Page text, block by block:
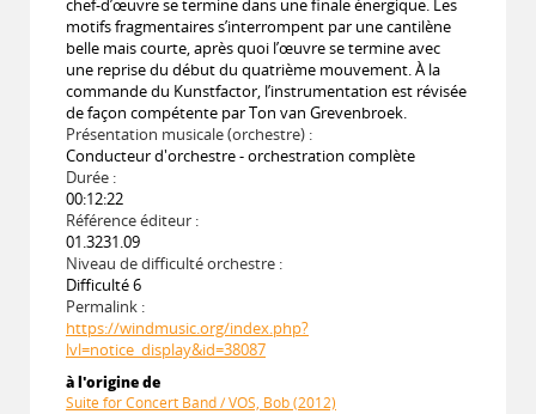
chef-d’œuvre se termine dans une finale énergique. Les
motifs fragmentaires s’interrompent par une cantilène
belle mais courte, après quoi l’œuvre se termine avec
une reprise du début du quatrième mouvement. À la
commande du Kunstfactor, l’instrumentation est révisée
de façon compétente par Ton van Grevenbroek.
Présentation musicale (orchestre) :
Conducteur d'orchestre - orchestration complète
Durée :
00:12:22
Référence éditeur :
01.3231.09
Niveau de difficulté orchestre :
Difficulté 6
Permalink :
https://windmusic.org/index.php?
lvl=notice_display&id=38087
à l'origine de
Suite for Concert Band / VOS, Bob (2012)